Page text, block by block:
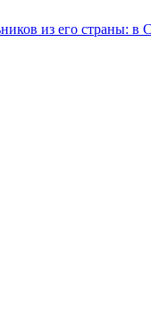
из его страны: